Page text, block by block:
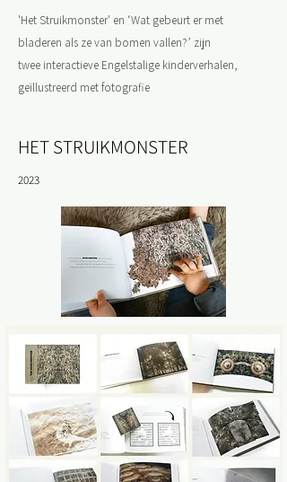
'Het Struikmonster' en ‘Wat gebeurt er met
bladeren als ze van bomen vallen?’ zijn
twee interactieve Engelstalige kinderverhalen,
geïllustreerd met fotografie
HET STRUIKMONSTER
2023